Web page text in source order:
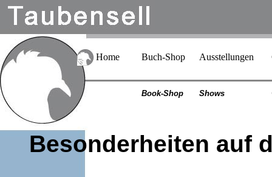
Home Buch-Shop Ausstellungen
Book-Shop Shows
Besonderheiten auf